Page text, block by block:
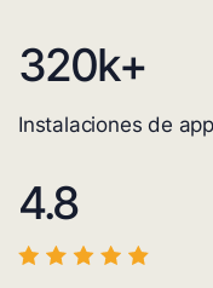
320k+
Instalaciones de
4.8